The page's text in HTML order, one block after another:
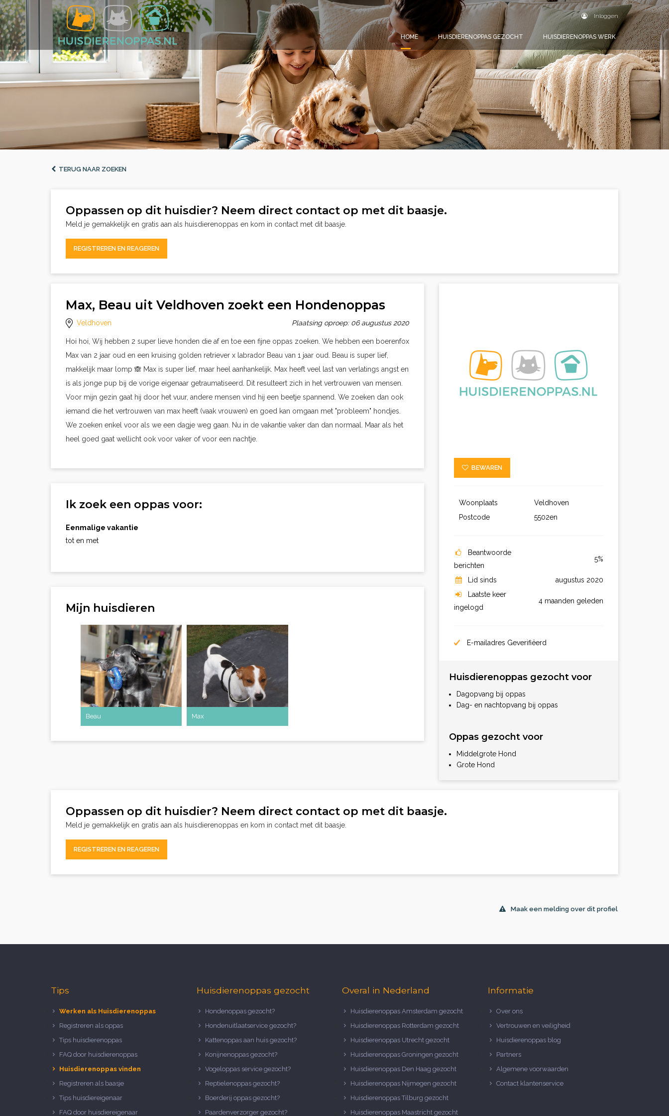
Inloggen
HOME HUISDIERENOPPAS GEZOCHT HUISDIERENOPPAS WERK
TERUG NAAR ZOEKEN
Oppassen op dit huisdier? Neem direct contact op met dit baasje.
Meld je gemakkelijk en gratis aan als huisdierenoppas en kom in contact met dit baasje.
REGISTREREN EN REAGEREN
Max, Beau uit Veldhoven zoekt een Hondenoppas
Veldhoven Plaatsing oproep: 06 augustus 2020
Hoi hoi, Wij hebben 2 super lieve honden die af en toe een fijne oppas zoeken. We hebben een boerenfox
Max van 2 jaar oud en een kruising golden retriever x labrador Beau van 1 jaar oud. Beau is super lief,
makkelijk maar lomp 🙈 Max is super lief, maar heel aanhankelijk. Max heeft veel last van verlatings angst en
is als jonge pup bij de vorige eigenaar getraumatiseerd. Dit resulteert zich in het vertrouwen van mensen.
Voor mijn gezin gaat hij door het vuur, andere mensen vind hij een beetje spannend. We zoeken dan ook
iemand die het vertrouwen van max heeft (vaak vrouwen) en goed kan omgaan met "probleem" hondjes.
We zoeken enkel voor als we een dagje weg gaan. Nu in de vakantie vaker dan dan normaal. Maar als het
heel goed gaat wellicht ook voor vaker of voor een nachtje.
Ik zoek een oppas voor:
Eenmalige vakantie
tot en met
Mijn huisdieren
Beau Max
BEWAREN
Woonplaats
Veldhoven
Postcode
5502en
Beantwoorde
berichten
5%
Lid sinds
augustus 2020
Laatste keer
ingelogd
4 maanden geleden
E-mailadres Geverifiëerd
Huisdierenoppas gezocht voor
Dagopvang bij oppas
Dag- en nachtopvang bij oppas
Oppas gezocht voor
Middelgrote Hond
Grote Hond
Oppassen op dit huisdier? Neem direct contact op met dit baasje.
Meld je gemakkelijk en gratis aan als huisdierenoppas en kom in contact met dit baasje.
REGISTREREN EN REAGEREN
Maak een melding over dit profiel
Tips
Werken als Huisdierenoppas
Registreren als oppas
Tips huisdierenoppas
FAQ door huisdierenoppas
Huisdierenoppas vinden
Registreren als baasje
Tips huisdiereigenaar
FAQ door huisdiereigenaar
Huisdierenoppas gezocht
Hondenoppas gezocht?
Hondenuitlaatservice gezocht?
Kattenoppas aan huis gezocht?
Konijnenoppas gezocht?
Vogeloppas service gezocht?
Reptielenoppas gezocht?
Boerderij oppas gezocht?
Paardenverzorger gezocht?
Overal in Nederland
Huisdierenoppas Amsterdam gezocht
Huisdierenoppas Rotterdam gezocht
Huisdierenoppas Utrecht gezocht
Huisdierenoppas Groningen gezocht
Huisdierenoppas Den Haag gezocht
Huisdierenoppas Nijmegen gezocht
Huisdierenoppas Tilburg gezocht
Huisdierenoppas Maastricht gezocht
Informatie
Over ons
Vertrouwen en veiligheid
Huisdierenoppas blog
Partners
Algemene voorwaarden
Contact klantenservice